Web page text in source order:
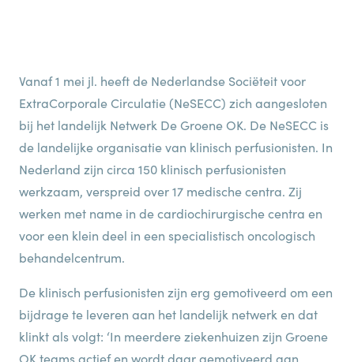
Vanaf 1 mei jl. heeft de Nederlandse Sociëteit voor
ExtraCorporale Circulatie (NeSECC) zich aangesloten
bij het landelijk Netwerk De Groene OK. De NeSECC is
de landelijke organisatie van klinisch perfusionisten. In
Nederland zijn circa 150 klinisch perfusionisten
werkzaam, verspreid over 17 medische centra. Zij
werken met name in de cardiochirurgische centra en
voor een klein deel in een specialistisch oncologisch
behandelcentrum.
De klinisch perfusionisten zijn erg gemotiveerd om een
bijdrage te leveren aan het landelijk netwerk en dat
klinkt als volgt: ‘In meerdere ziekenhuizen zijn Groene
OK teams actief en wordt daar gemotiveerd aan